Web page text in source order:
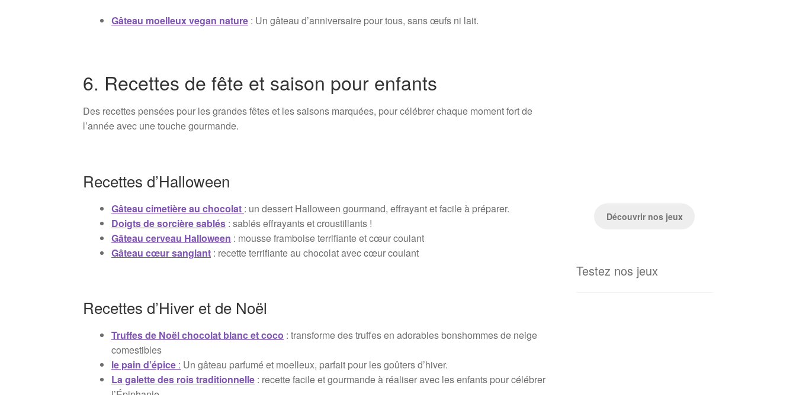
Gâteau moelleux vegan nature : Un gâteau d’anniversaire pour tous, sans œufs ni lait.
6. Recettes de fête et saison pour enfants
Des recettes pensées pour les grandes fêtes et les saisons marquées, pour célébrer chaque moment fort de
l’année avec une touche gourmande.
Recettes d’Halloween
Gâteau cimetière au chocolat : un dessert Halloween gourmand, effrayant et facile à préparer.
Doigts de sorcière sablés : sablés effrayants et croustillants !
Gâteau cerveau Halloween : mousse framboise terrifiante et cœur coulant
Gâteau cœur sanglant : recette terrifiante au chocolat avec cœur coulant
Recettes d’Hiver et de Noël
Truffes de Noël chocolat blanc et coco : transforme des truffes en adorables bonshommes de neige
comestibles
le pain d’épice : Un gâteau parfumé et moelleux, parfait pour les goûters d’hiver.
La galette des rois traditionnelle : recette facile et gourmande à réaliser avec les enfants pour célébrer
Découvrir nos jeux
Testez nos jeux